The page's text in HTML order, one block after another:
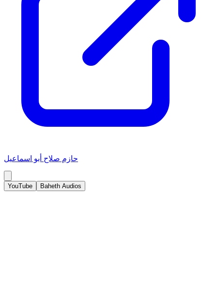
حازم صلاح أبو اسماعيل
YouTube Baheth Audios